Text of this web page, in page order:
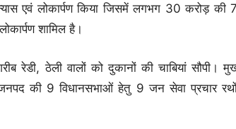
एवं लोकार्पण किया जिसमें लगभग 30 करोड़ की
शामिल है।
रेडी, ठेली वालों को दुकानों की चाबियां सौपी।
की 9 विधानसभाओं हेतु 9 जन सेवा प्रचार